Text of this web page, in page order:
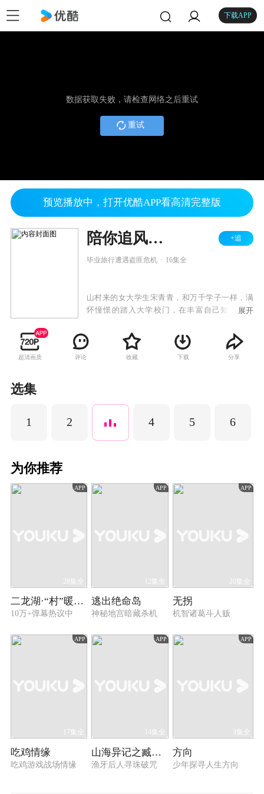
下载APP
数据获取失败，请检查网络之后重试
重试
预览播放中，打开优酷APP看高清完整版
陪你追风逐浪 +追
毕业旅行遭遇盗匪危机 16集全
山村来的女大学生宋青青，和万千学子一样，满
怀憧憬的踏入大学校门，在丰富自己知识的同
中，宋青青几人无意间闯入一场盗匪的交易之
中，毕业旅行变成了一场考验生死的冒险之旅。
展开
超清画质 评论 收藏 下载 分享
选集
1 2 4 5 6
为你推荐
APP
28集全
二龙湖·“村”暖花开2
10万+弹幕热议中
APP
12集全
逃出绝命岛
神秘地宫暗藏杀机
APP
20集全
无拐
机智诸葛斗人贩
APP
17集全
吃鸡情缘
吃鸡游戏战场情缘
APP
14集全
山海异记之臧海沉珠
渔牙后人寻珠破咒
APP
3集全
方向
少年探寻人生方向